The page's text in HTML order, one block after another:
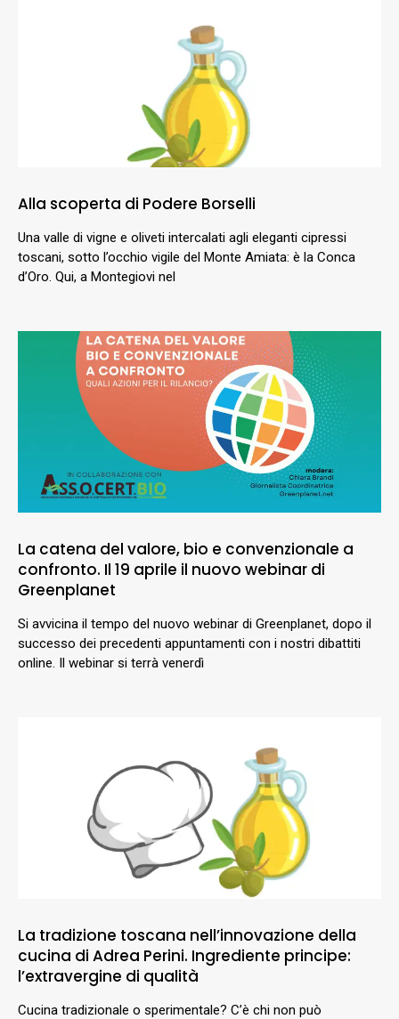
Alla scoperta di Podere Borselli
Una valle di vigne e oliveti intercalati agli eleganti cipressi
toscani, sotto l’occhio vigile del Monte Amiata: è la Conca
d’Oro. Qui, a Montegiovi nel
La catena del valore, bio e convenzionale a
confronto. Il 19 aprile il nuovo webinar di
Greenplanet
Si avvicina il tempo del nuovo webinar di Greenplanet, dopo il
successo dei precedenti appuntamenti con i nostri dibattiti
online. Il webinar si terrà venerdì
La tradizione toscana nell’innovazione della
cucina di Adrea Perini. Ingrediente principe:
l’extravergine di qualità
Cucina tradizionale o sperimentale? C’è chi non può